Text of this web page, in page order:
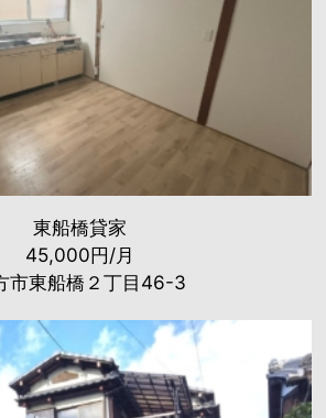
東船橋貸家
45,000円/月
市東船橋２丁目46-3